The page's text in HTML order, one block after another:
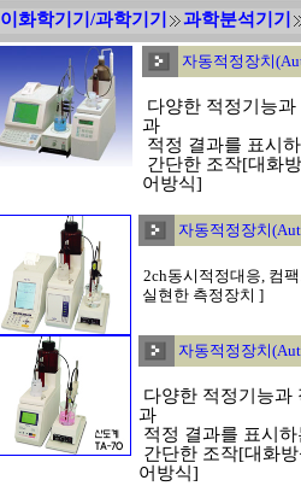
이화학기기/과학기기 과학분석기기
자동적정장치
다양한 적정기능
과
적정 결과를 표시
간단한 조작[대화
어방식]
자동적정장치
2ch동시적정대응, 컴
실현한 측정장치 ]
자동적정장치
다양한 적정기능과
과
적정 결과를 표시
간단한 조작[대화
어방식]